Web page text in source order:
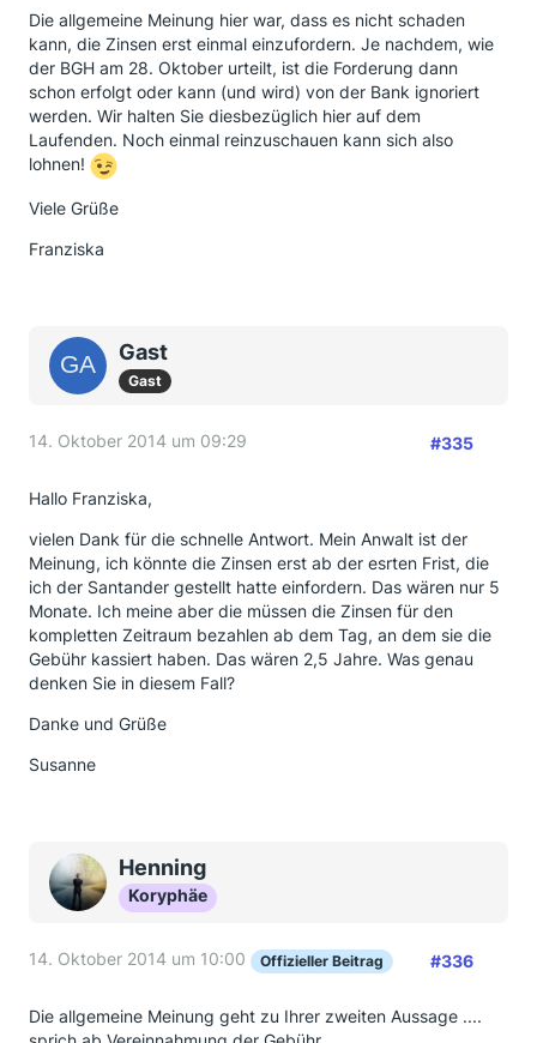
Die allgemeine Meinung hier war, dass es nicht schaden
kann, die Zinsen erst einmal einzufordern. Je nachdem, wie
der BGH am 28. Oktober urteilt, ist die Forderung dann
schon erfolgt oder kann (und wird) von der Bank ignoriert
werden. Wir halten Sie diesbezüglich hier auf dem
Laufenden. Noch einmal reinzuschauen kann sich also
lohnen!
Viele Grüße
Franziska
Gast
Gast
14. Oktober 2014 um 09:29 #335
Hallo Franziska,
vielen Dank für die schnelle Antwort. Mein Anwalt ist der
Meinung, ich könnte die Zinsen erst ab der esrten Frist, die
ich der Santander gestellt hatte einfordern. Das wären nur 5
Monate. Ich meine aber die müssen die Zinsen für den
kompletten Zeitraum bezahlen ab dem Tag, an dem sie die
Gebühr kassiert haben. Das wären 2,5 Jahre. Was genau
denken Sie in diesem Fall?
Danke und Grüße
Susanne
Henning
Koryphäe
14. Oktober 2014 um 10:00 Offizieller Beitrag #336
Die allgemeine Meinung geht zu Ihrer zweiten Aussage ....